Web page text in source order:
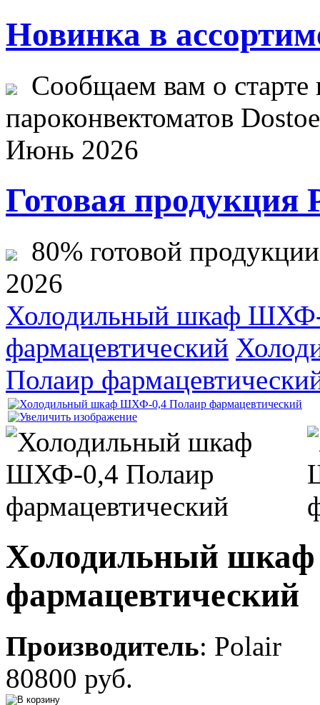
Новинка в
Сообщаем вам о старте
пароконвектоматов
Июнь 2026
Готовая продукция
80% готовой
2026
Холодильный шкаф
фармацевтический
Полаир
Холодильный
фармацевтический
Производитель: Polair
80800 руб.